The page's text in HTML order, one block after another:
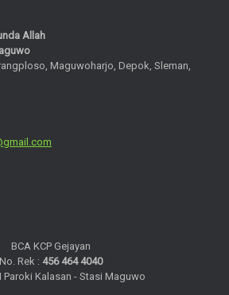
Allah
Maguwoharjo, Depok, Sleman,
BCA KCP Gejayan
No. Rek : 456 464 4040
Paroki Kalasan - Stasi Maguwo